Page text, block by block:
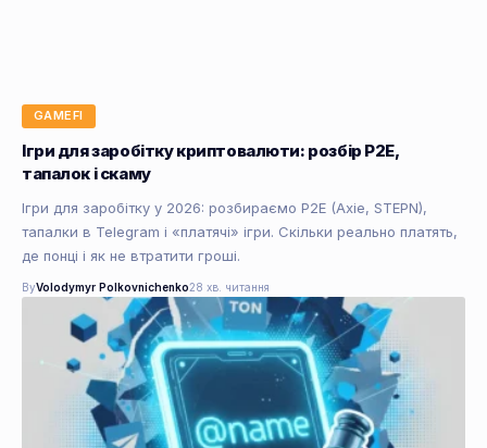
GAMEFI
Ігри для заробітку криптовалюти: розбір P2E,
тапалок і скаму
Ігри для заробітку у 2026: розбираємо P2E (Axie, STEPN),
тапалки в Telegram і «платячі» ігри. Скільки реально платять,
де понці і як не втратити гроші.
ByVolodymyr Polkovnichenko28 хв. читання